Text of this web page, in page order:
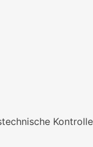
Kontrolle